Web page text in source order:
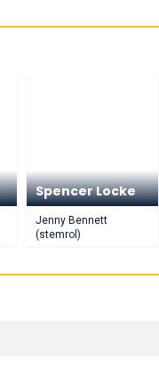
Spencer Locke
Jenny Bennett
(stemrol)